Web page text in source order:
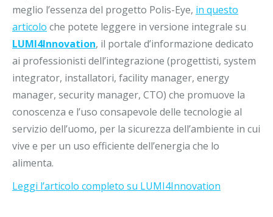
meglio l’essenza del progetto Polis-Eye, in questo
articolo che potete leggere in versione integrale su
LUMI4Innovation, il portale d’informazione dedicato
ai professionisti dell’integrazione (progettisti, system
integrator, installatori, facility manager, energy
manager, security manager, CTO) che promuove la
conoscenza e l’uso consapevole delle tecnologie al
servizio dell’uomo, per la sicurezza dell’ambiente in cui
vive e per un uso efficiente dell’energia che lo
alimenta.
Leggi l’articolo completo su LUMI4Innovation